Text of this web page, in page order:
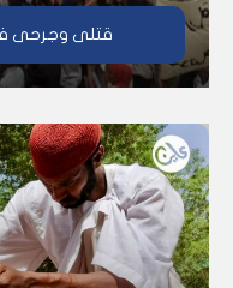
قتلى وجرحى